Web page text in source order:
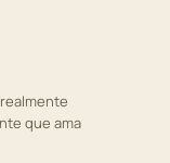
que ama